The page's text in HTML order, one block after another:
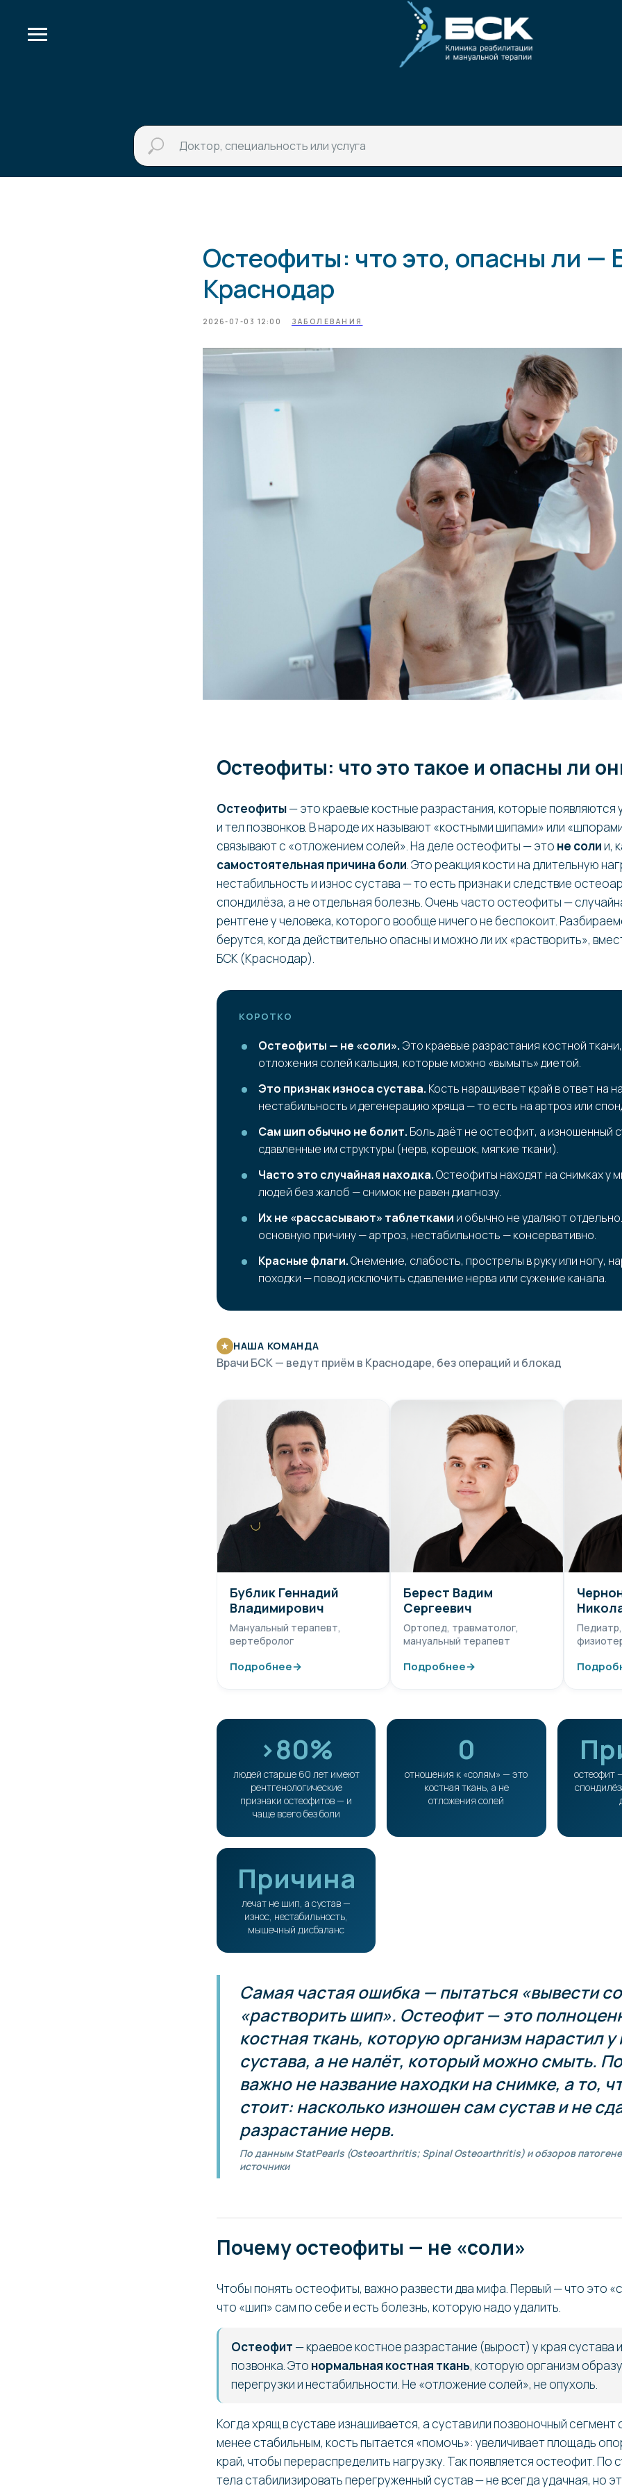
Остеофиты: что это, опасны ли —
Краснодар
2026-07-03 12:00 ЗАБОЛЕВАНИЯ
Остеофиты: что это такое и опасны ли
Остеофиты— это краевые костные разрастания, которые появляются
и тел позвонков. В народе их называют «костными шипами» или
связывают с «отложением солей». На деле остеофиты — это не солии,
самостоятельная причина боли. Это реакция кости на длительную
нестабильность и износ сустава — то есть признак и следствие
спондилёза, а не отдельная болезнь. Очень часто остеофиты —
рентгене у человека, которого вообще ничего не беспокоит.
берутся, когда действительно опасны и можно ли их «растворить»,
БСК (Краснодар).
КОРОТКО
Остеофиты — не «соли». Это краевые разрастания костной
отложения солей кальция, которые можно «вымыть» диетой.
Это признак износа сустава. Кость наращивает край в ответ на
нестабильность и дегенерацию хряща — то есть на артроз или
Сам шип обычно не болит. Боль даёт не остеофит, а изношенный
сдавленные им структуры (нерв, корешок, мягкие ткани).
Часто это случайная находка.Остеофиты находят на снимках у
людей без жалоб — снимок не равен диагнозу.
Их не «рассасывают» таблетками и обычно не удаляют
основную причину — артроз, нестабильность — консервативно.
Красные флаги.Онемение, слабость, прострелы в руку или ногу,
походки — повод исключить сдавление нерва или сужение канала.
★ НАША КОМАНДА
Врачи БСК — ведут приём в Краснодаре, без операций и блокад
Бублик Геннадий
Владимирович
Мануальный терапевт,
вертебролог
Подробнее→
Берест Вадим
Сергеевич
Ортопед, травматолог,
мануальный терапевт
Подробнее→
>80%
людей старше 60 лет имеют
рентгенологические
признаки остеофитов — и
чаще всего без боли
0
отношения к «солям» — это
костная ткань, а не
отложения солей
остеофит
Причина
лечат не шип, а сустав —
износ, нестабильность,
мышечный дисбаланс
Самая частая ошибка — пытаться «вывести
«растворить шип». Остеофит — это
костная ткань, которую организм нарастил у
сустава, а не налёт, который можно смыть.
важно не название находки на снимке, а то,
стоит: насколько изношен сам сустав и не
разрастание нерв.
По данным StatPearls (Osteoarthritis; Spinal Osteoarthritis) и обзоров
источники
Почему остеофиты — не «соли»
Чтобы понять остеофиты, важно развести два мифа. Первый — что это
что «шип» сам по себе и есть болезнь, которую надо удалить.
Остеофит — краевое костное разрастание (вырост) у края сустава
позвонка. Это нормальная костная ткань, которую организм
перегрузки и нестабильности. Не «отложение солей», не опухоль.
Когда хрящ в суставе изнашивается, а сустав или позвоночный сегмент
менее стабильным, кость пытается «помочь»: увеличивает площадь
край, чтобы перераспределить нагрузку. Так появляется остеофит. По
тела стабилизировать перегруженный сустав — не всегда удачная, но